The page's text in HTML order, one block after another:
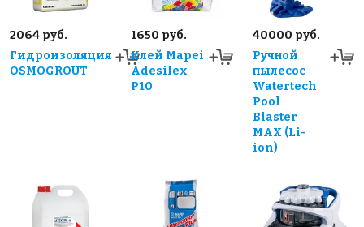
2064 руб.
Гидроизоляция
OSMOGROUT
1650 руб.
Клей Mapei
Adesilex
P10
40000 руб.
Ручной
пылесос
Watertech
Pool
Blaster
MAX (Li-
ion)